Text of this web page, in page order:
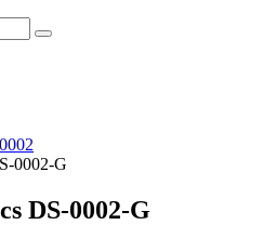
0002-G
DS-0002-G